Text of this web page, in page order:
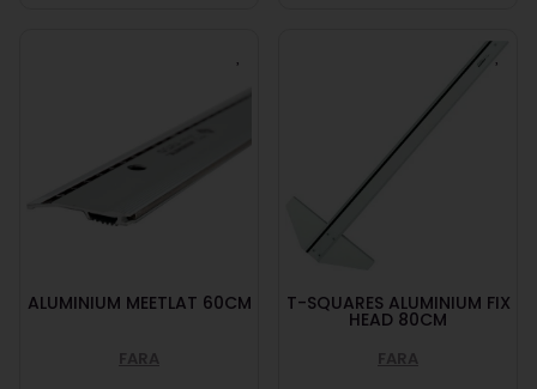
ALUMINIUM MEETLAT 60CM
FARA
T-SQUARES ALUMINIUM FIX
HEAD 80CM
FARA